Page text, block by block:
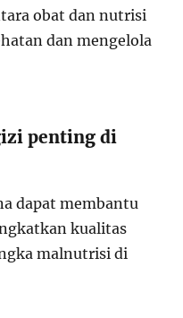
obat dan nutrisi
dan mengelola
penting di
dapat membantu
kualitas
malnutrisi di